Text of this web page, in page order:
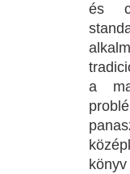
és
a